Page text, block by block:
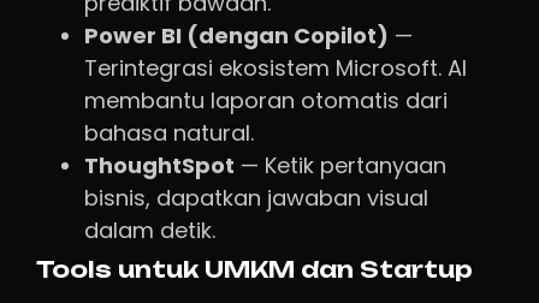
Power BI (dengan Copilot) —
Terintegrasi ekosistem Microsoft. AI
membantu laporan otomatis dari
bahasa natural.
ThoughtSpot — Ketik pertanyaan
bisnis, dapatkan jawaban visual
dalam detik.
Tools untuk UMKM dan Startup